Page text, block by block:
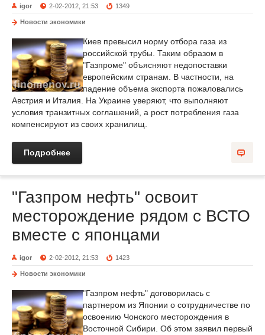
igor 2-02-2012, 21:53 1349
Новости экономики
Киев превысил норму отбора газа из
российской трубы. Таким образом в
"Газпроме" объясняют недопоставки
европейским странам. В частности, на
падение объема экспорта пожаловались
Австрия и Италия. На Украине уверяют, что выполняют
условия транзитных соглашений, а рост потребления газа
компенсируют из своих хранилищ.
Подробнее
"Газпром нефть" освоит
месторождение рядом с ВСТО
вместе с японцами
igor 2-02-2012, 21:53 1423
Новости экономики
"Газпром нефть" договорилась с
партнером из Японии о сотрудничестве по
освоению Чонского месторождения в
Восточной Сибири. Об этом заявил первый